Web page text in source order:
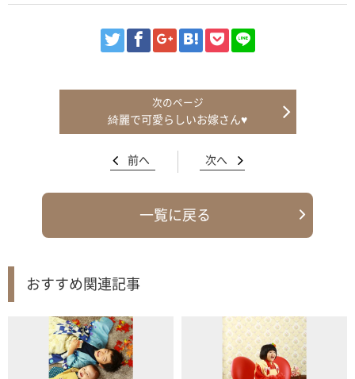
綺麗で可愛らしいお嫁さん♥
前へ 次へ
一覧に戻る
おすすめ関連記事